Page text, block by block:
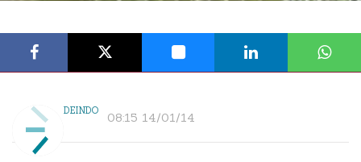
DEINDO 08:15 14/01/14